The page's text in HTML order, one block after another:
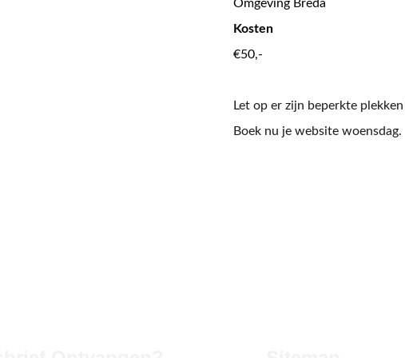
Omgeving Breda
Kosten
€50,-
Let op er zijn beperkte
Boek nu je website woensdag.